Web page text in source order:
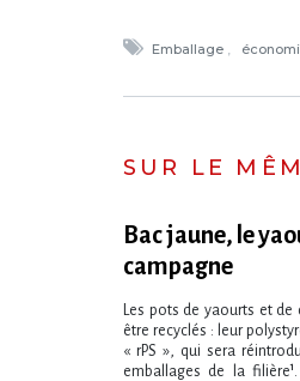
Emballage
SUR LE
Bac jaune, le
campagne
Les pots de yaourts et
être recyclés : leur
« rPS », qui sera
emballages de la